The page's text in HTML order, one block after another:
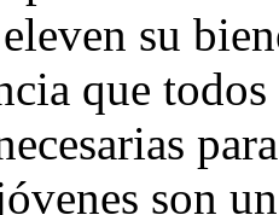
su
que
son